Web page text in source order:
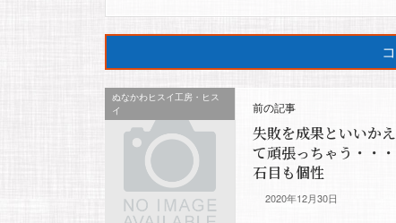
ぬなかわヒスイ工房・ヒス
イ
前の記事
失敗を成果といいかえ
て頑張っちゃう・・・
石目も個性
2020年12月30日